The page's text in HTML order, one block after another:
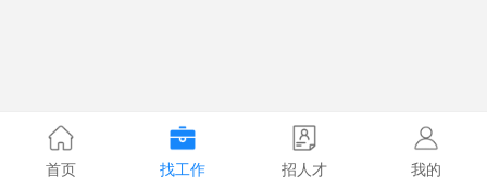
首页 找工作 招人才 我的